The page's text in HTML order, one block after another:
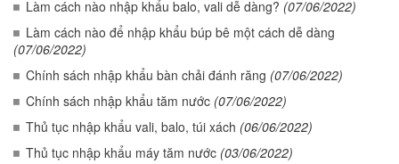
Làm cách nào nhập khẩu balo, vali dễ dàng? (07/06/2022)
Làm cách nào để nhập khẩu búp bê một cách dễ dàng
(07/06/2022)
Chính sách nhập khẩu bàn chải đánh răng (07/06/2022)
Chính sách nhập khẩu tăm nước (07/06/2022)
Thủ tục nhập khẩu vali, balo, túi xách (06/06/2022)
Thủ tục nhập khẩu máy tăm nước (03/06/2022)